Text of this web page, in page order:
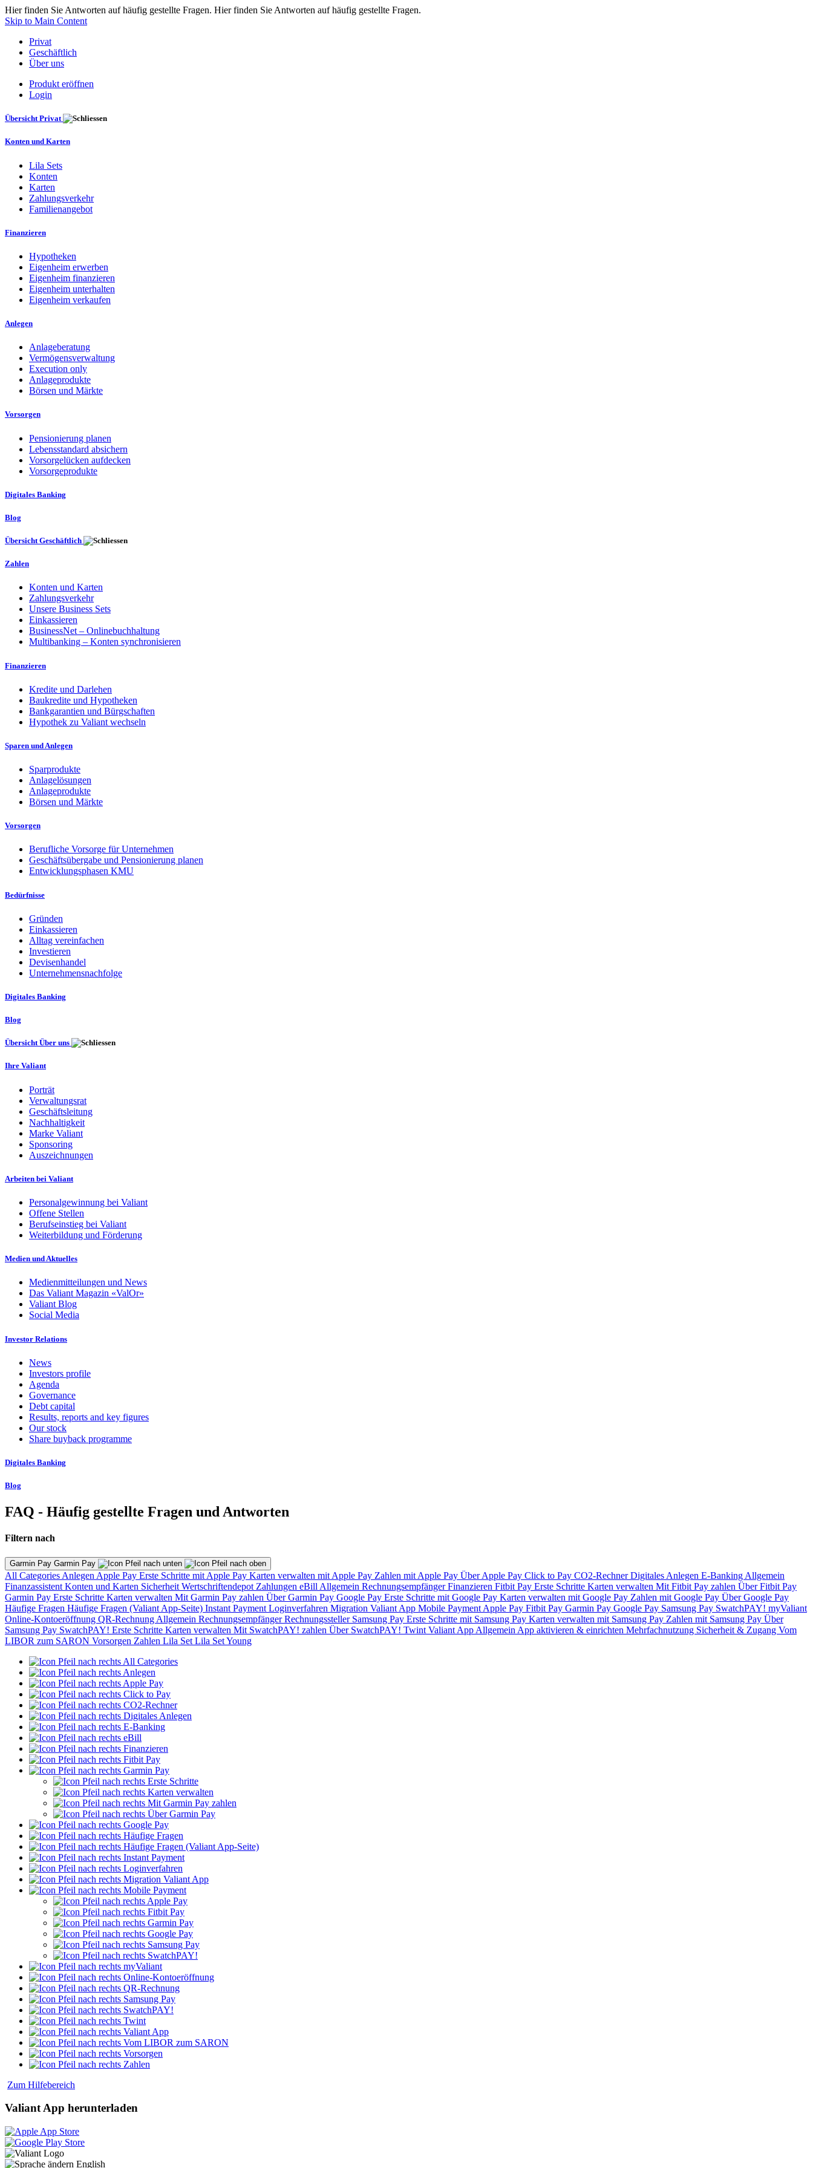
Hier finden Sie Antworten auf häufig gestellte Fragen. Hier finden Sie Antworten auf häufig gestellte Fragen.
Skip to Main Content
Privat
Geschäftlich
Über uns
Produkt eröffnen
Login
Übersicht Privat
Konten und Karten
Lila Sets
Konten
Karten
Zahlungsverkehr
Familienangebot
Finanzieren
Hypotheken
Eigenheim erwerben
Eigenheim finanzieren
Eigenheim unterhalten
Eigenheim verkaufen
Anlegen
Anlageberatung
Vermögensverwaltung
Execution only
Anlageprodukte
Börsen und Märkte
Vorsorgen
Pensionierung planen
Lebensstandard absichern
Vorsorgelücken aufdecken
Vorsorgeprodukte
Digitales Banking
Blog
Übersicht Geschäftlich
Zahlen
Konten und Karten
Zahlungsverkehr
Unsere Business Sets
Einkassieren
BusinessNet – Onlinebuchhaltung
Multibanking – Konten synchronisieren
Finanzieren
Kredite und Darlehen
Baukredite und Hypotheken
Bankgarantien und Bürgschaften
Hypothek zu Valiant wechseln
Sparen und Anlegen
Sparprodukte
Anlagelösungen
Anlageprodukte
Börsen und Märkte
Vorsorgen
Berufliche Vorsorge für Unternehmen
Geschäftsübergabe und Pensionierung planen
Entwicklungsphasen KMU
Bedürfnisse
Gründen
Einkassieren
Alltag vereinfachen
Investieren
Devisenhandel
Unternehmensnachfolge
Digitales Banking
Blog
Übersicht Über uns
Ihre Valiant
Porträt
Verwaltungsrat
Geschäftsleitung
Nachhaltigkeit
Marke Valiant
Sponsoring
Auszeichnungen
Arbeiten bei Valiant
Personalgewinnung bei Valiant
Offene Stellen
Berufseinstieg bei Valiant
Weiterbildung und Förderung
Medien und Aktuelles
Medienmitteilungen und News
Das Valiant Magazin «ValOr»
Valiant Blog
Social Media
Investor Relations
News
Investors profile
Agenda
Governance
Debt capital
Results, reports and key figures
Our stock
Share buyback programme
Digitales Banking
Blog
FAQ - Häufig gestellte Fragen und Antworten
Filtern nach
Garmin Pay Garmin Pay
All Categories Anlegen Apple Pay Erste Schritte mit Apple Pay Karten verwalten mit Apple Pay Zahlen mit Apple Pay Über Apple Pay Click to Pay CO2-RechnerDigitales Anlegen E-Banking Allgemein
Finanzassistent Konten und Karten Sicherheit Wertschriftendepot Zahlungen eBill Allgemein RechnungsempfängerFinanzieren Fitbit Pay Erste Schritte Karten verwalten Mit Fitbit Pay zahlen Über Fitbit Pay
Garmin Pay Erste Schritte Karten verwalten Mit Garmin Pay zahlen Über Garmin Pay Google Pay Erste Schritte mit Google Pay Karten verwalten mit Google Pay Zahlen mit Google Pay Über Google Pay
Häufige Fragen Häufige Fragen (Valiant App-Seite) Instant Payment Loginverfahren Migration Valiant App Mobile Payment Apple Pay Fitbit Pay Garmin Pay Google Pay Samsung Pay SwatchPAY! myValiant
Online-Kontoeröffnung QR-Rechnung Allgemein RechnungsempfängerRechnungssteller Samsung Pay Erste Schritte mit Samsung Pay Karten verwalten mit Samsung Pay Zahlen mit Samsung Pay Über
Samsung Pay SwatchPAY! Erste Schritte Karten verwalten Mit SwatchPAY! zahlen Über SwatchPAY! Twint Valiant App Allgemein App aktivieren & einrichten Mehrfachnutzung Sicherheit & Zugang Vom
LIBOR zum SARON Vorsorgen Zahlen Lila Set Lila Set Young
All Categories
Anlegen
Apple Pay
Click to Pay
CO2-Rechner
Digitales Anlegen
E-Banking
eBill
Finanzieren
Fitbit Pay
Garmin Pay
Erste Schritte
Karten verwalten
Mit Garmin Pay zahlen
Über Garmin Pay
Google Pay
Häufige Fragen
Häufige Fragen (Valiant App-Seite)
Instant Payment
Loginverfahren
Migration Valiant App
Mobile Payment
Apple Pay
Fitbit Pay
Garmin Pay
Google Pay
Samsung Pay
SwatchPAY!
myValiant
Online-Kontoeröffnung
QR-Rechnung
Samsung Pay
SwatchPAY!
Twint
Valiant App
Vom LIBOR zum SARON
Vorsorgen
Zahlen
Zum Hilfebereich
Valiant App herunterladen
English